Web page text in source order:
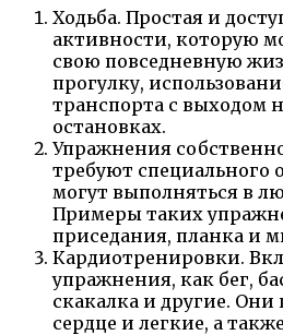
Ходьба. Простая и
активности, которую
свою повседневную
прогулку,
транспорта с выходом
остановках.
Упражнения
требуют специального
могут выполняться в
Примеры таких
приседания, планка и
Кардиотренировки.
упражнения, как бег,
скакалка и другие.
сердце и легкие, а